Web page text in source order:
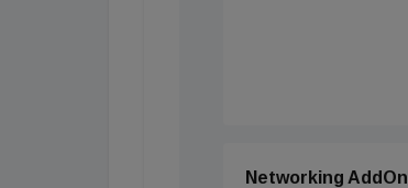
Networking AddOn